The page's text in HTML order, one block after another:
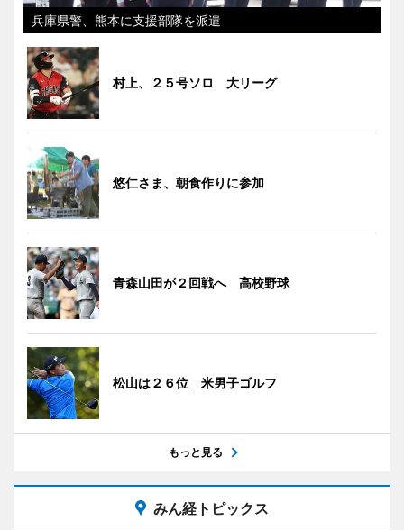
兵庫県警、熊本に支援部隊を派遣
村上、２５号ソロ 大リーグ
悠仁さま、朝食作りに参加
青森山田が２回戦へ 高校野球
松山は２６位 米男子ゴルフ
もっと見る
みん経トピックス